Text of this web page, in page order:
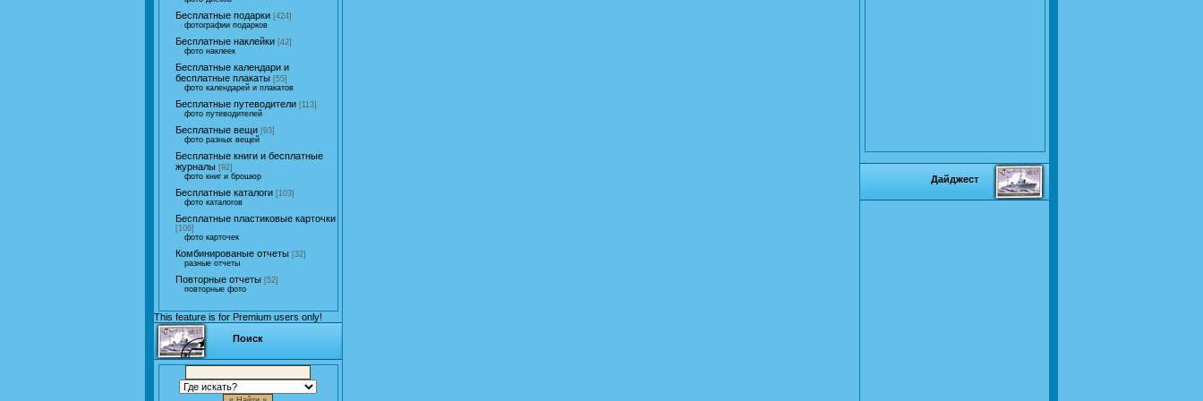
Бесплатные подарки [424]
фотографии подарков
Бесплатные наклейки [42]
фото наклеек
Бесплатные календари и
бесплатные плакаты [55]
фото календарей и плакатов
Бесплатные путеводители [113]
фото путеводителей
Бесплатные вещи [93]
фото разных вещей
Бесплатные книги и бесплатные
журналы [92]
фото книг и брошюр
Бесплатные каталоги [103]
фото каталогов
Бесплатные пластиковые карточки
[106]
фото карточек
Комбинированые отчеты [32]
разные отчеты
Повторные отчеты [52]
повторные фото
This feature is for Premium users only!
Поиск
Дайджест